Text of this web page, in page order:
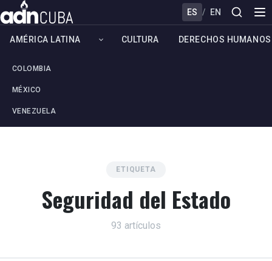
ES / EN
AMÉRICA LATINA
COLOMBIA
MÉXICO
VENEZUELA
CULTURA DERECHOS HUMANOS
ETIQUETA
Seguridad del Estado
93 artículos